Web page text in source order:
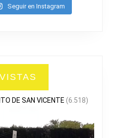
Seguir en Instagram
DE SAN VICENTE (6.518)